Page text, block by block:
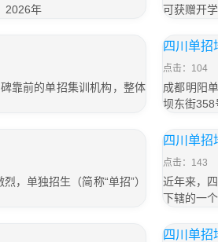
2026年
可获赠开
靠前的单招集训机构，整体
四川单招
点击：104
成都明阳
坝东街358
，单独招生（简称“单招”）
四川单招
点击：143
近年来，
下辖的一
四川单招